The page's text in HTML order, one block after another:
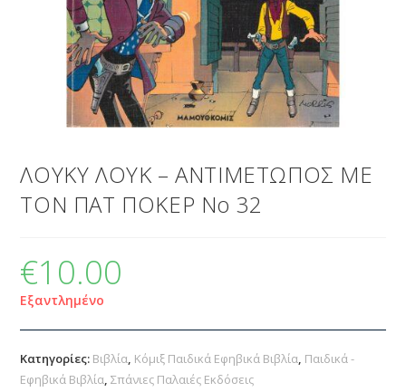
ΛΟΥΚΥ ΛΟΥΚ – ΑΝΤΙΜΕΤΩΠΟΣ ΜΕ
ΤΟΝ ΠΑΤ ΠΟΚΕΡ Νο 32
€10.00
Εξαντλημένο
Κατηγορίες: Βιβλία, Κόμιξ Παιδικά Εφηβικά Βιβλία, Παιδικά -
Εφηβικά Βιβλία,Σπάνιες Παλαιές Εκδόσεις